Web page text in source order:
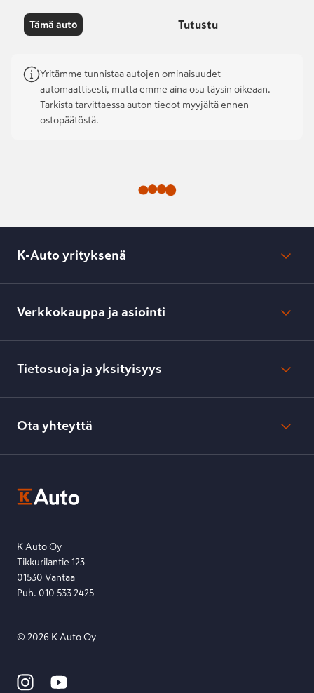
Tämä auto Tutustu
Yritämme tunnistaa autojen ominaisuudet
automaattisesti, mutta emme aina osu täysin oikeaan.
Tarkista tarvittaessa auton tiedot myyjältä ennen
ostopäätöstä.
K-Auto yrityksenä
Lehdistötiedotteet
Toimipisteiden yhteystiedot
Verkkokauppa ja asiointi
Toimitustavat ja -kulut
Verkkokaupan peruuttamisilmoitus
Saavutettavuus
Tietosuoja ja yksityisyys
Kesko-konsernin verkkoselailurekisteri
K-Ryhmän evästekäytännöt
Ota yhteyttä
Etsi toimipiste
K Auto Oy
Tikkurilantie 123
01530 Vantaa
Puh. 010 533 2425
© 2026 K Auto Oy